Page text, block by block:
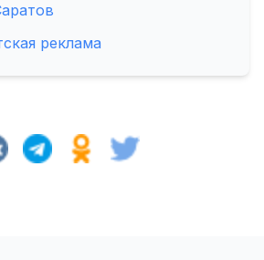
реклама